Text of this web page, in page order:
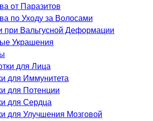
от Паразитов
по Уходу за Волосами
при Вальгусной Деформации
Украшения
для Лица
для Иммунитета
для Потенции
для Сердца
для Улучшения Мозговой